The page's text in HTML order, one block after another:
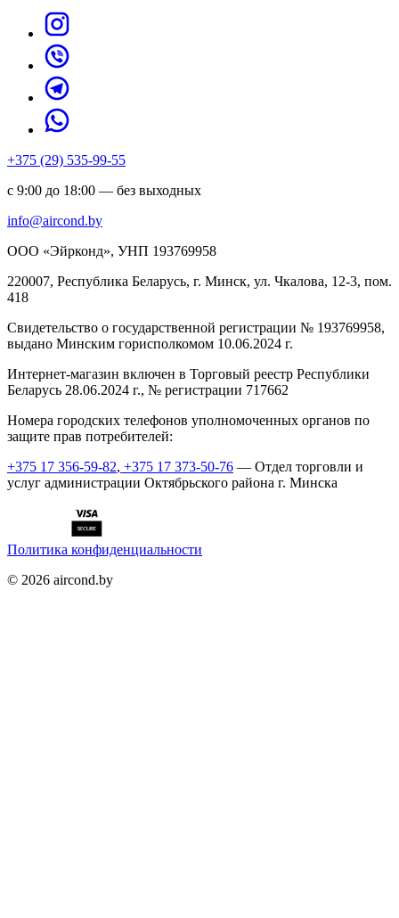
+375 (29) 535-99-55
с 9:00 до 18:00 — без выходных
info@aircond.by
ООО «Эйрконд», УНП 193769958
220007, Республика Беларусь, г. Минск, ул. Чкалова, 12-3, пом.
418
Cвидетельство о государственной регистрации № 193769958,
выдано Минским горисполкомом 10.06.2024 г.
Интернет-магазин включен в Торговый реестр Республики
Беларусь 28.06.2024 г., № регистрации 717662
Номера городских телефонов уполномоченных органов по
защите прав потребителей:
+375 17 356-59-82, +375 17 373-50-76 — Отдел торговли и
услуг администрации Октябрьского района г. Минска
Политика конфиденциальности
© 2026 aircond.by